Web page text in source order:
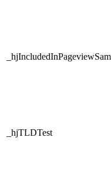
_hjTLDTest